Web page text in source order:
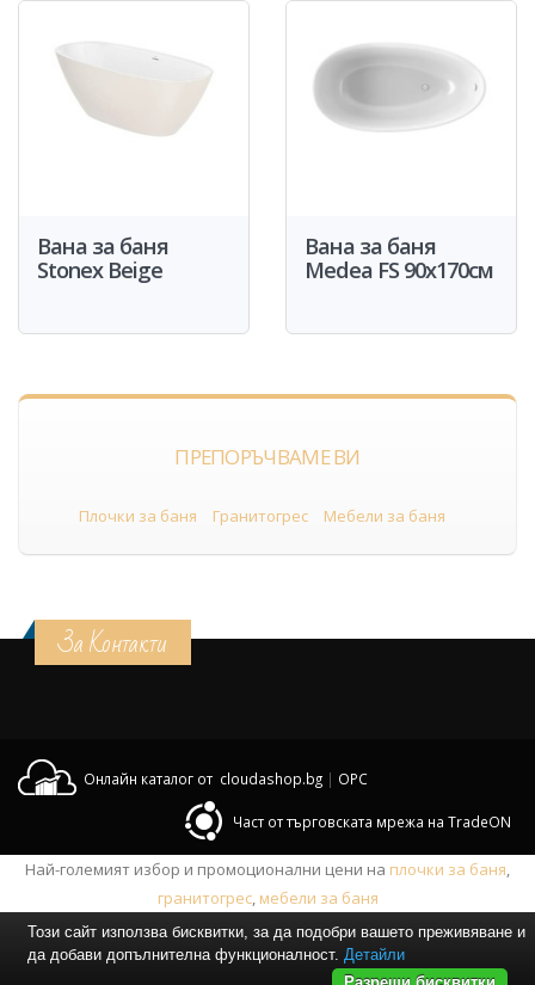
Вана за баня
Stonex Beige
Вана за баня
Medea FS 90x170см
ПРЕПОРЪЧВАМЕ ВИ
Плочки за баня Гранитогрес Мебели за баня
За Контакти
Онлайн каталог от cloudashop.bg | OPC
Част от търговската мрежа на TradeON
Най-големият избор и промоционални цени на плочки за баня,
гранитогрес, мебели за баня
Този сайт използва бисквитки, за да подобри вашето преживяване и
да добави допълнителна функционалност. Детайли